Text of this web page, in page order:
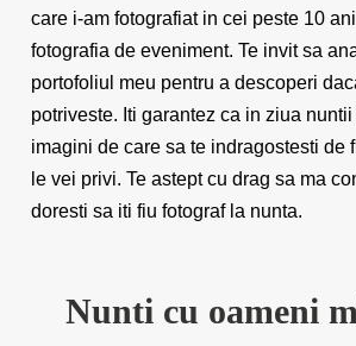
care i-am fotografiat in cei peste 10
fotografia de eveniment. Te invit sa
portofoliul meu pentru a descoperi
potriveste. Iti garantez ca in ziua
imagini de care sa te indragostesti de
le vei privi. Te astept cu drag sa ma
doresti sa iti fiu fotograf la nunta.
Nunti cu oameni